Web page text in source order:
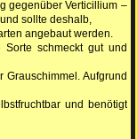
gegenüber Verticillium –
sollte deshalb,
angebaut werden.
schmeckt gut und
Aufgrund
und benötigt